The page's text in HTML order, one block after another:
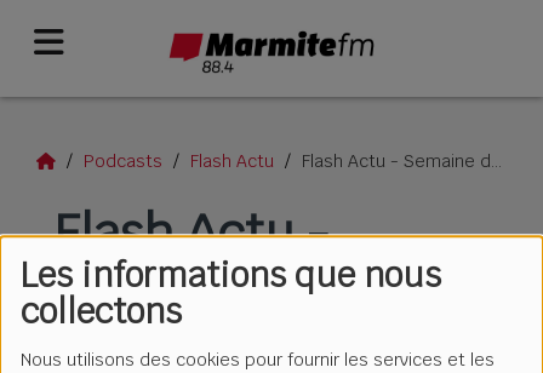
Les informations que nous
collectons
Nous utilisons des cookies pour fournir les services et les
Podcasts Flash Actu Flash Actu - Semaine du 17 novembre 2025
Flash Actu -
Semaine du 17
novembre 2025